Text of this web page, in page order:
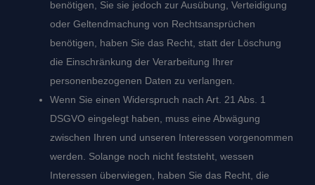
benötigen, Sie sie jedoch zur Ausübung, Verteidigung
oder Geltendmachung von Rechtsansprüchen
benötigen, haben Sie das Recht, statt der Löschung
die Einschränkung der Verarbeitung Ihrer
personenbezogenen Daten zu verlangen.
Wenn Sie einen Widerspruch nach Art. 21 Abs. 1
DSGVO eingelegt haben, muss eine Abwägung
zwischen Ihren und unseren Interessen vorgenommen
werden. Solange noch nicht feststeht, wessen
Interessen überwiegen, haben Sie das Recht, die